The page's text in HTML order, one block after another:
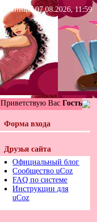
Пятница, 07.08.2026, 11:59
Приветствую Вас Гость
Форма входа
Друзья сайта
Официальный блог
Сообщество uCoz
FAQ по системе
Инструкции для
uCoz